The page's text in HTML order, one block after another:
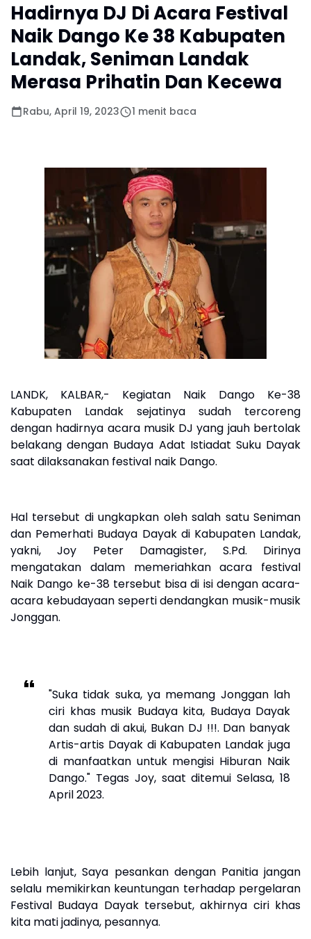
Hadirnya DJ Di Acara Festival
Naik Dango Ke 38 Kabupaten
Landak, Seniman Landak
Merasa Prihatin Dan Kecewa
Rabu, April 19, 2023 1 menit baca
LANDK, KALBAR,- Kegiatan Naik Dango Ke-38
Kabupaten Landak sejatinya sudah tercoreng
dengan hadirnya acara musik DJ yang jauh bertolak
belakang dengan Budaya Adat Istiadat Suku Dayak
saat dilaksanakan festival naik Dango.
Hal tersebut di ungkapkan oleh salah satu Seniman
dan Pemerhati Budaya Dayak di Kabupaten Landak,
yakni, Joy Peter Damagister, S.Pd. Dirinya
mengatakan dalam memeriahkan acara festival
Naik Dango ke-38 tersebut bisa di isi dengan acara-
acara kebudayaan seperti dendangkan musik-musik
Jonggan.
"Suka tidak suka, ya memang Jonggan lah
ciri khas musik Budaya kita, Budaya Dayak
dan sudah di akui, Bukan DJ !!!. Dan banyak
Artis-artis Dayak di Kabupaten Landak juga
di manfaatkan untuk mengisi Hiburan Naik
Dango." Tegas Joy, saat ditemui Selasa, 18
April 2023.
Lebih lanjut, Saya pesankan dengan Panitia jangan
selalu memikirkan keuntungan terhadap pergelaran
Festival Budaya Dayak tersebut, akhirnya ciri khas
kita mati jadinya, pesannya.